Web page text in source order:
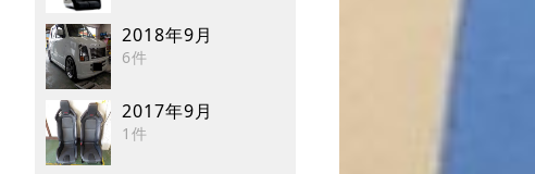
2018年9月
6件
2017年9月
1件